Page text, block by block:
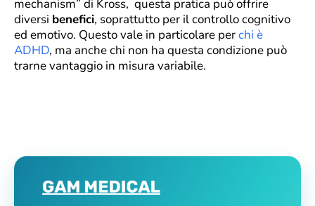
mechanism” di Kross, questa pratica può offrire
diversi benefici, soprattutto per il controllo cognitivo
ed emotivo. Questo vale in particolare perchi è
ADHD, ma anche chi non ha questa condizione può
trarne vantaggio in misura variabile.